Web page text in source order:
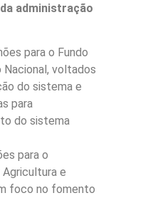
administração
para o Fundo
Nacional, voltados
do sistema e
para
do sistema
para o
Agricultura e
foco no fomento